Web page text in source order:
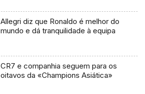
Allegri diz que Ronaldo é melhor do
mundo e dá tranquilidade à equipa
CR7 e companhia seguem para os
oitavos da «Champions Asiática»